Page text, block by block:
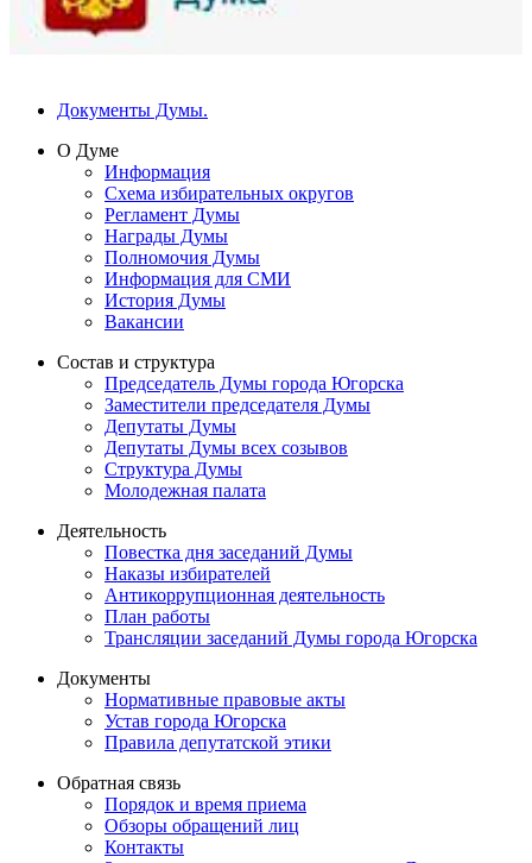
Документы Думы.
О Думе
Информация
Схема избирательных округов
Регламент Думы
Награды Думы
Полномочия Думы
Информация для СМИ
История Думы
Вакансии
Состав и структура
Председатель Думы города Югорска
Заместители председателя Думы
Депутаты Думы
Депутаты Думы всех созывов
Структура Думы
Молодежная палата
Деятельность
Повестка дня заседаний Думы
Наказы избирателей
Антикоррупционная деятельность
План работы
Трансляции заседаний Думы города Югорска
Документы
Нормативные правовые акты
Устав города Югорска
Правила депутатской этики
Обратная связь
Порядок и время приема
Обзоры обращений лиц
Контакты